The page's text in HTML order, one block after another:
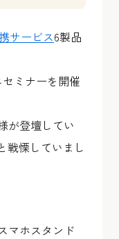
サービス6製品
ミナーを開催
が登壇してい
戦慄していまし
マホスタンド